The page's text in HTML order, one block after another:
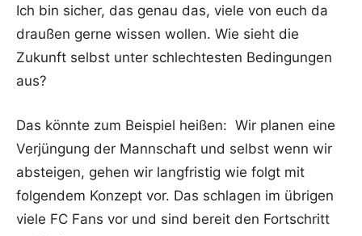
Ich bin sicher, das genau das, viele von euch da
draußen gerne wissen wollen. Wie sieht die
Zukunft selbst unter schlechtesten Bedingungen
aus?
Das könnte zum Beispiel heißen: Wir planen eine
Verjüngung der Mannschaft und selbst wenn wir
absteigen, gehen wir langfristig wie folgt mit
folgendem Konzept vor. Das schlagen im übrigen
viele FC Fans vor und sind bereit den Fortschritt